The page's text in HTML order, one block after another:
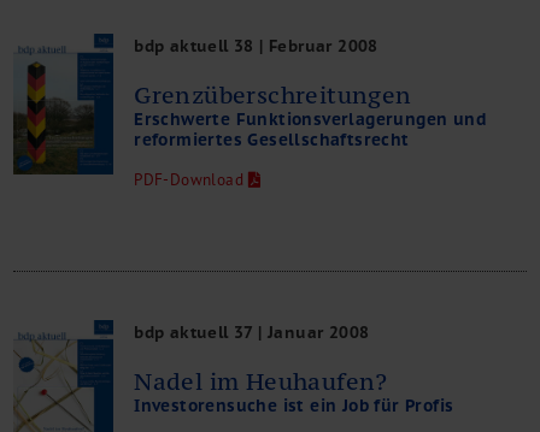
bdp aktuell 38 | Februar 2008
Grenzüberschreitungen
Erschwerte Funktionsverlagerungen und
reformiertes Gesellschaftsrecht
PDF-Download
bdp aktuell 37 | Januar 2008
Nadel im Heuhaufen?
Investorensuche ist ein Job für Profis